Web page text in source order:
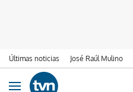
Últimas noticias José Raúl Mulino
Ir al contenido
Obrir navegació